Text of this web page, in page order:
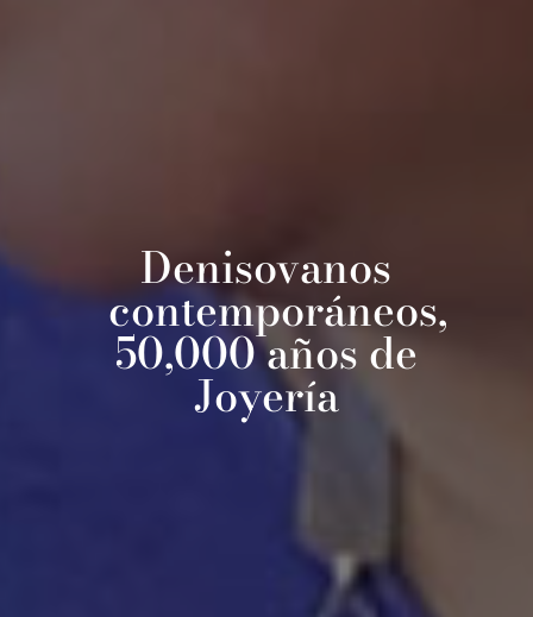
Denisovanos
contemporáneos,
50,000 años de
Joyería